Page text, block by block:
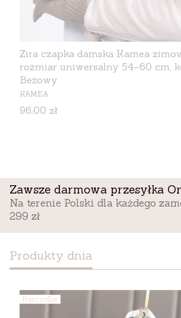
Zira czapka damska Kamea
rozmiar uniwersalny 54–60 cm,
Beżowy
PRODUCENT
KAMEA
Cena
96,00 zł
Zawsze darmowa przesyłka
Na terenie Polski dla każdego
299 zł
Produkty dnia
Bestseller